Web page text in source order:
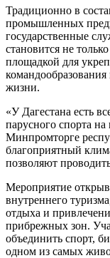
Традиционно в
промышленных
государственные
становится не
площадкой для
жизни.
«У Дагестана есть
парусного спорта
Минпромторге
благоприятный
позволяют
Мероприятие
внутреннего
отдыха и
прибрежных зон.
объединить спорт,
одном из самых